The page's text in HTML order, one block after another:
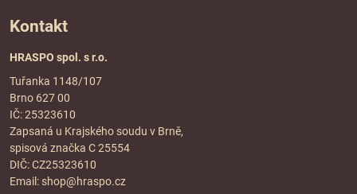
Kontakt
HRASPO spol. s r.o.
Tuřanka 1148/107
Brno 627 00
IČ: 25323610
Zapsaná u Krajského soudu v Brně,
spisová značka C 25554
DIČ: CZ25323610
Email: shop@hraspo.cz